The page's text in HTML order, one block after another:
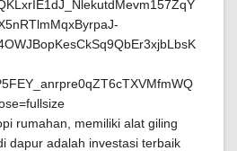
rumahan, memiliki alat giling
dapur adalah investasi terbaik